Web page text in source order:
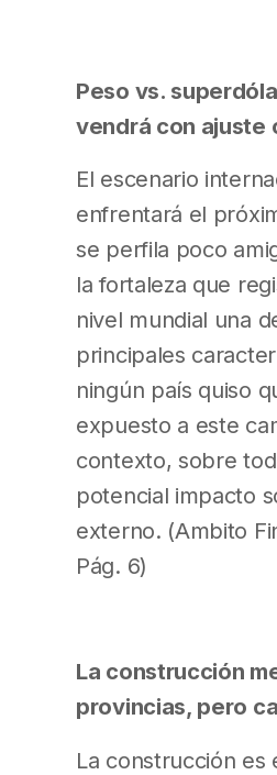
Peso vs.
vendrá con ajuste
El escenario
enfrentará el
se perfila poco
la fortaleza que
nivel mundial una
principales
ningún país quiso
expuesto a este
contexto, sobre
potencial impacto
externo. (Ambito
Pág. 6)
La construcción
provincias, pero
La construcción es